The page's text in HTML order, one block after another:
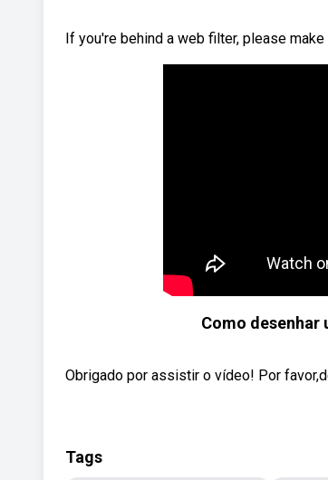
If you're behind a web filter, please make
Como desenhar
Obrigado por assistir o vídeo! Por
Tags